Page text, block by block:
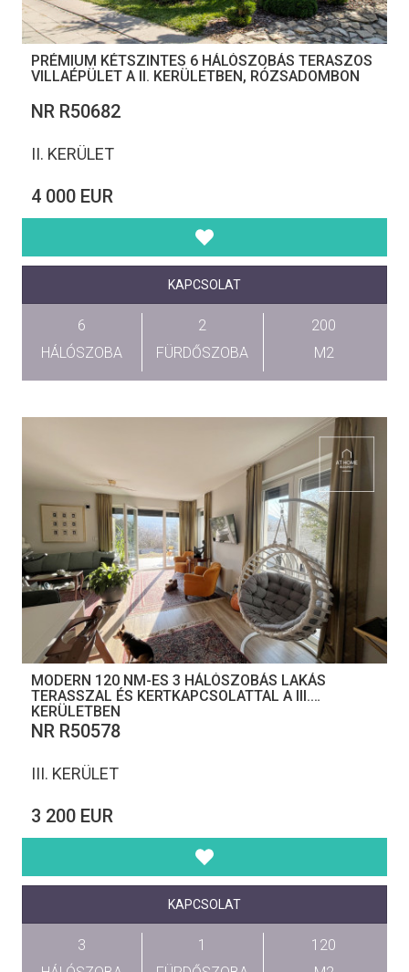
PRÉMIUM KÉTSZINTES 6 HÁLÓSZOBÁS TERASZOS
VILLAÉPÜLET A II. KERÜLETBEN, RÓZSADOMBON
NR R50682
II. KERÜLET
4 000 EUR
KAPCSOLAT
6
HÁLÓSZOBA
2
FÜRDŐSZOBA
200
M2
MODERN 120 NM-ES 3 HÁLÓSZOBÁS LAKÁS
TERASSZAL ÉS KERTKAPCSOLATTAL A III.
KERÜLETBEN
NR R50578
III. KERÜLET
3 200 EUR
KAPCSOLAT
3
1
120